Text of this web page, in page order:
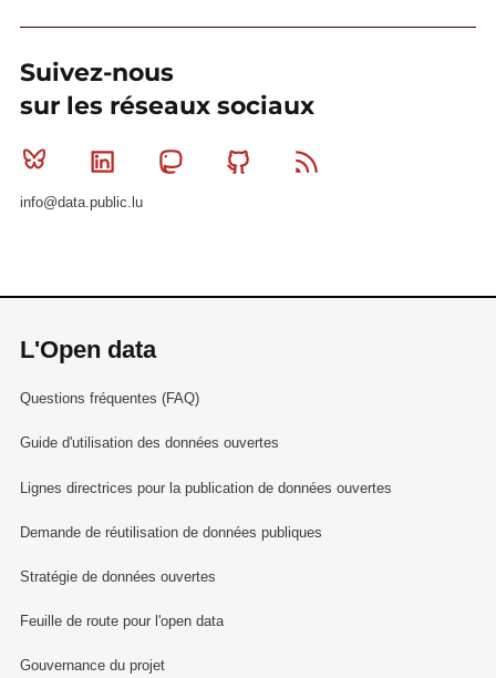
Suivez-nous
sur les réseaux sociaux
Bluesky Linkedin MastodonGithub
info@data.public.lu
L'Open data
Questions fréquentes (FAQ)
Guide d'utilisation des données ouvertes
Lignes directrices pour la publication de données ouvertes
Demande de réutilisation de données publiques
Stratégie de données ouvertes
Feuille de route pour l'open data
Gouvernance du projet